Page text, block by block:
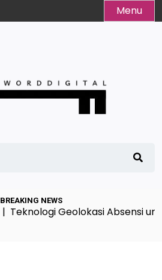
Menu
BREAKING NEWS
Teknologi Geolokasi Absensi